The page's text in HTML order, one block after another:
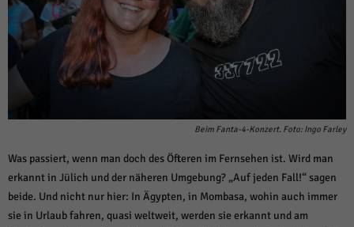
Beim Fanta-4-Konzert. Foto: Ingo Farley
Was passiert, wenn man doch des Öfteren im Fernsehen ist. Wird man
erkannt in Jülich und der näheren Umgebung? „Auf jeden Fall!“ sagen
beide. Und nicht nur hier: In Ägypten, in Mombasa, wohin auch immer
sie in Urlaub fahren, quasi weltweit, werden sie erkannt und am